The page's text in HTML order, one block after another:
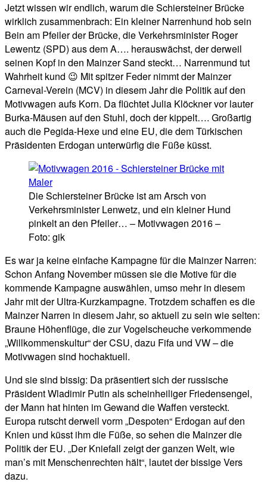
Jetzt wissen wir endlich, warum die Schiersteiner Brücke
wirklich zusammenbrach: Ein kleiner Narrenhund hob sein
Bein am Pfeiler der Brücke, die Verkehrsminister Roger
Lewentz (SPD) aus dem A…. herauswächst, der derweil
seinen Kopf in den Mainzer Sand steckt… Narrenmund tut
Wahrheit kund 😉 Mit spitzer Feder nimmt der Mainzer
Carneval-Verein (MCV) in diesem Jahr die Politik auf den
Motivwagen aufs Korn. Da flüchtet Julia Klöckner vor lauter
Burka-Mäusen auf den Stuhl, doch der kippelt…. Großartig
auch die Pegida-Hexe und eine EU, die dem Türkischen
Präsidenten Erdogan unterwürfig die Füße küsst.
Die Schiersteiner Brücke ist am Arsch von
Verkehrsminister Lenwetz, und ein kleiner Hund
pinkelt an den Pfeiler… – Motivwagen 2016 –
Foto: gik
Es war ja keine einfache Kampagne für die Mainzer Narren:
Schon Anfang November müssen sie die Motive für die
kommende Kampagne auswählen, umso mehr in diesem
Jahr mit der Ultra-Kurzkampagne. Trotzdem schaffen es die
Mainzer Narren in diesem Jahr, so aktuell zu sein wie selten:
Braune Höhenflüge, die zur Vogelscheuche verkommende
„Willkommenskultur“ der CSU, dazu Fifa und VW – die
Motivwagen sind hochaktuell.
Und sie sind bissig: Da präsentiert sich der russische
Präsident Wladimir Putin als scheinheiliger Friedensengel,
der Mann hat hinten im Gewand die Waffen versteckt.
Europa rutscht derweil vorm „Despoten“ Erdogan auf den
Knien und küsst ihm die Füße, so sehen die Mainzer die
Politik der EU. „Der Kniefall zeigt der ganzen Welt, wie
man’s mit Menschenrechten hält“, lautet der bissige Vers
dazu.